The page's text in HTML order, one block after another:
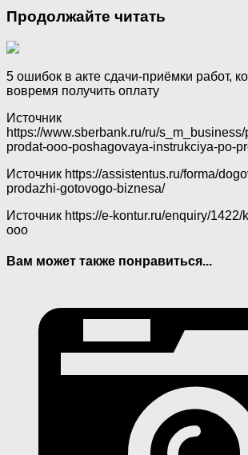
Продолжайте читать
5 ошибок в акте сдачи‑приёмки работ,
вовремя получить оплату
Источник
https://www.sberbank.ru/ru/
prodat-ooo-poshagovaya-instrukciya-po-
Источник https://assistentus.ru/forma/
prodazhi-gotovogo-biznesa/
Источник https://e-kontur.ru/enquiry/1422/
ooo
Вам может также понравиться...